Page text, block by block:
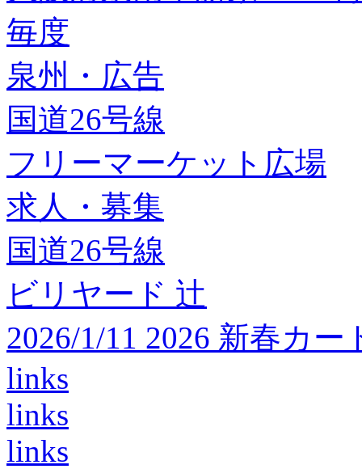
毎度
泉州・広告
国道26号線
フリーマーケット広場
求人・募集
国道26号線
ビリヤード 辻
2026/1/11 2026 新春カ
links
links
links